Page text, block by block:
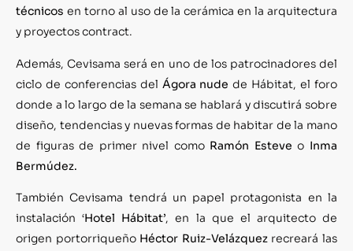
técnicos en torno al uso de la cerámica en la arquitectura
y proyectos contract.
Además, Cevisama será en uno de los patrocinadores del
ciclo de conferencias del Ágora nude de Hábitat, el foro
donde a lo largo de la semana se hablará y discutirá sobre
diseño, tendencias y nuevas formas de habitar de la mano
de figuras de primer nivel como Ramón Esteve o Inma
Bermúdez.
También Cevisama tendrá un papel protagonista en la
instalación ‘Hotel Hábitat’, en la que el arquitecto de
origen portorriqueño Héctor Ruiz-Velázquezrecreará las